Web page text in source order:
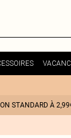
STANDARD À